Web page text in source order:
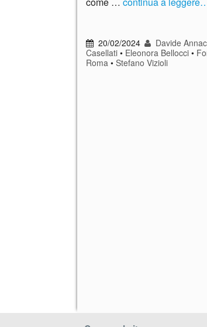
20/02/2024 Davide
Casellati • Eleonora Bellocci •
Roma • Stefano Vizioli